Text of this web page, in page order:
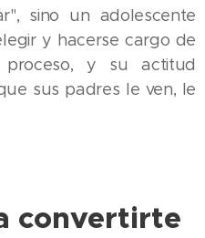
sino un adolescente
y hacerse cargo de
proceso, y su actitud
sus padres le ven, le
convertirte